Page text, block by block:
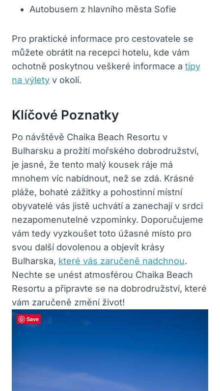
Autobusem z hlavního města Sofie
Pro praktické informace pro cestovatele se
můžete obrátit na recepci hotelu, kde vám
ochotně poskytnou veškeré informace a tipy
na výlety v okolí.
Klíčové Poznatky
Po návštěvě Chaika Beach Resortu v
Bulharsku a prožití mořského dobrodružství,
je jasné, že tento malý kousek ráje má
mnohem víc nabídnout, než se zdá. Krásné
pláže, bohaté zážitky a pohostinní místní
obyvatelé vás jistě uchvátí a zanechají v srdci
nezapomenutelné vzpomínky. Doporučujeme
vám tedy vyzkoušet toto úžasné místo pro
svou další dovolenou a objevit krásy
Bulharska, které vás zaručeně nadchnou.
Nechte se unést atmosférou Chaika Beach
Resortu a připravte se na dobrodružství, které
vám zaručeně změní život!
Save